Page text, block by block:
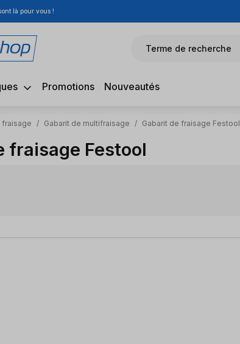
principale
là pour vous !
Terme de recherche
Promotions Nouveautés
fraisage / Gabarit de multifraisage / Gabarit de fraisage Festool
fraisage Festool